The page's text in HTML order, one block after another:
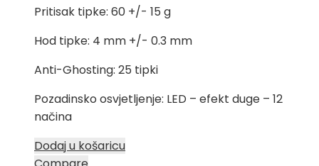
Pritisak tipke: 60 +/- 15 g
Hod tipke: 4 mm +/- 0.3 mm
Anti-Ghosting: 25 tipki
Pozadinsko osvjetljenje: LED – efekt duge – 12
načina
Dodaj u košaricu